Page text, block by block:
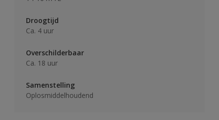
Droogtijd
Ca. 4 uur
Overschilderbaar
Ca. 18 uur
Samenstelling
Oplosmiddelhoudend